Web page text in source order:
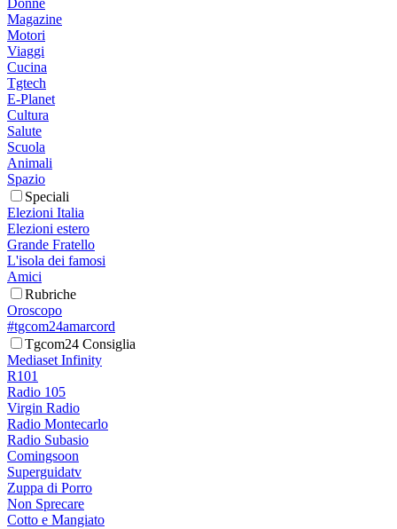
Donne
Magazine
Motori
Viaggi
Cucina
Tgtech
E-Planet
Cultura
Salute
Scuola
Animali
Spazio
Speciali
Elezioni Italia
Elezioni estero
Grande Fratello
L'isola dei famosi
Amici
Rubriche
Oroscopo
#tgcom24amarcord
Tgcom24 Consiglia
Mediaset Infinity
R101
Radio 105
Virgin Radio
Radio Montecarlo
Radio Subasio
Comingsoon
Superguidatv
Zuppa di Porro
Non Sprecare
Cotto e Mangiato